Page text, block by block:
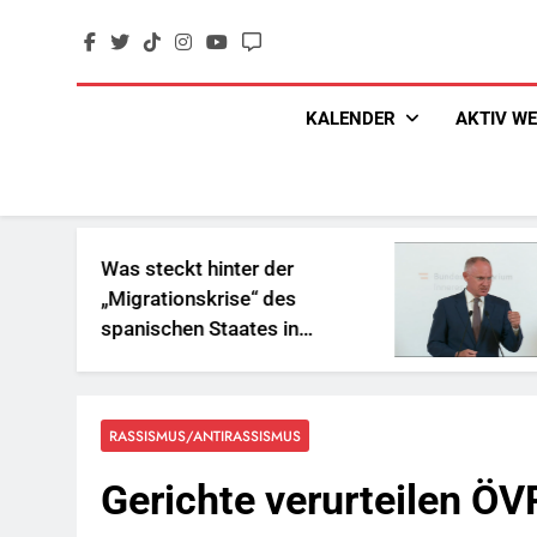
KALENDER AKTIV
hinter der
des
Staates in
und
Reichen
RASSISMUS/ANTIRASSISMUS
Gerichte verurteilen